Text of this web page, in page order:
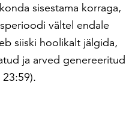
sisestama korraga,
vältel endale
siiski hoolikalt jälgida,
ja arved genereeritud